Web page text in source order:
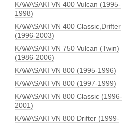
KAWASAKI VN 400 Vulcan (1995-
1998)
KAWASAKI VN 400 Classic,Drifter
(1996-2003)
KAWASAKI VN 750 Vulcan (Twin)
(1986-2006)
KAWASAKI VN 800 (1995-1996)
KAWASAKI VN 800 (1997-1999)
KAWASAKI VN 800 Classic (1996-
2001)
KAWASAKI VN 800 Drifter (1999-